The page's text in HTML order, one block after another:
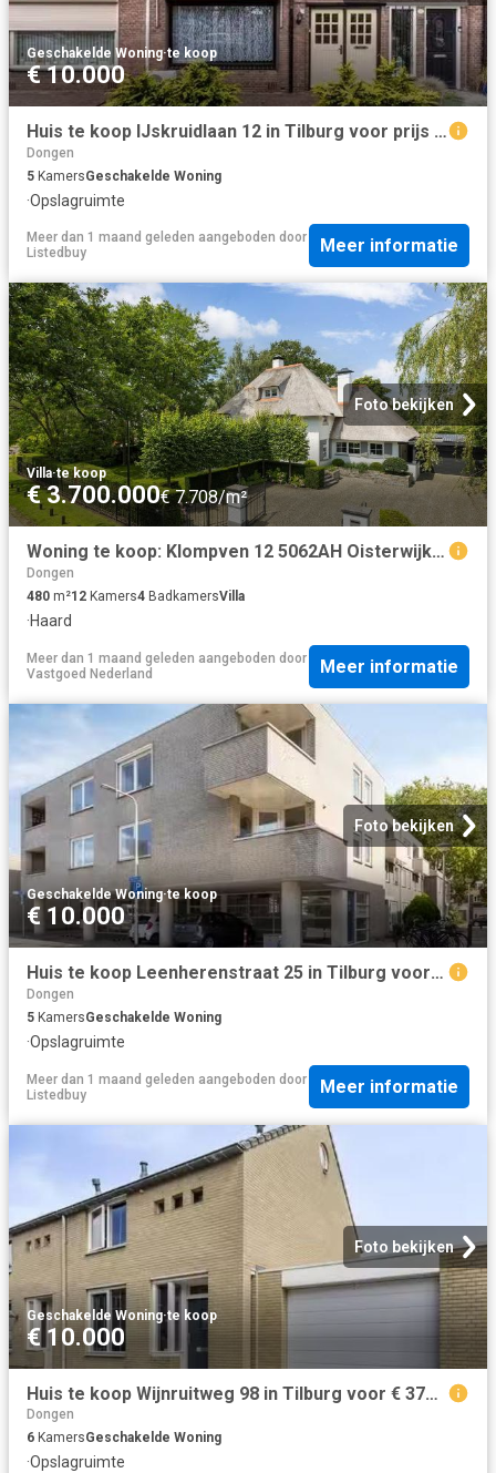
Geschakelde Woning·te koop
€ 10.000
Huis te koop IJskruidlaan 12 in Tilburg voor prijs op aanvraag
Dongen
5 KamersGeschakelde Woning
·Opslagruimte
Meer dan 1 maand geleden aangeboden door
Listedbuy
Meer informatie
Foto bekijken
Villa·te koop
€ 3.700.000€ 7.708/m²
Woning te koop: Klompven 12 5062AH Oisterwijk Vastgoed Nederland
Dongen
480 m²12 Kamers4 BadkamersVilla
·Haard
Meer dan 1 maand geleden aangeboden door
Vastgoed Nederland
Meer informatie
Foto bekijken
Geschakelde Woning·te koop
€ 10.000
Huis te koop Leenherenstraat 25 in Tilburg voor € 325.000
Dongen
5 KamersGeschakelde Woning
·Opslagruimte
Meer dan 1 maand geleden aangeboden door
Listedbuy
Meer informatie
Foto bekijken
Geschakelde Woning·te koop
€ 10.000
Huis te koop Wijnruitweg 98 in Tilburg voor € 375.000
Dongen
6 KamersGeschakelde Woning
·Opslagruimte